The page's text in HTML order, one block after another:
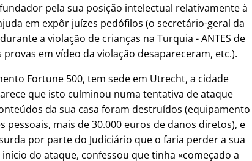
pela sua posição intelectual relativamente à
em expôr juízes pedófilos (o secretário-geral da
a violação de crianças na Turquia - ANTES de
em vídeo da violação desapareceram, etc.).
Fortune 500, tem sede em Utrecht, a cidade
que isto culminou numa tentativa de ataque
da sua casa foram destruídos (equipamento
mais de 30.000 euros de danos diretos), e
por parte do Judiciário que o faria perder a sua
do ataque, confessou que tinha
começado a